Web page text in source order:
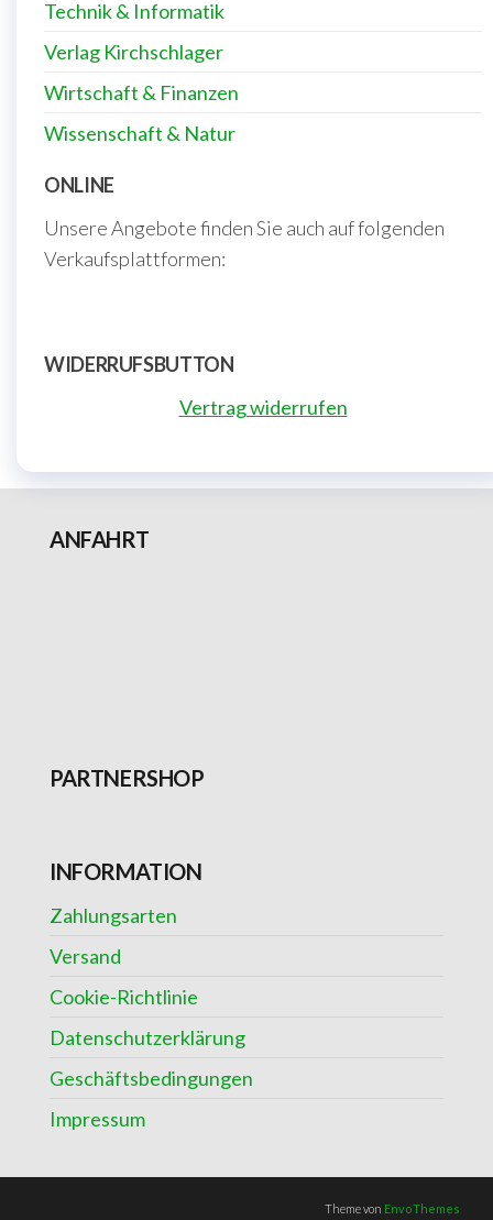
Technik & Informatik
Verlag Kirchschlager
Wirtschaft & Finanzen
Wissenschaft & Natur
ONLINE
Unsere Angebote finden Sie auch auf folgenden
Verkaufsplattformen:
WIDERRUFSBUTTON
Vertrag widerrufen
ANFAHRT
PARTNERSHOP
INFORMATION
Zahlungsarten
Versand
Cookie-Richtlinie
Datenschutzerklärung
Geschäftsbedingungen
Impressum
Theme von EnvoThemes